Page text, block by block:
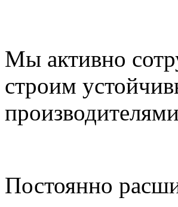
Мы активно
строим
Постоянно